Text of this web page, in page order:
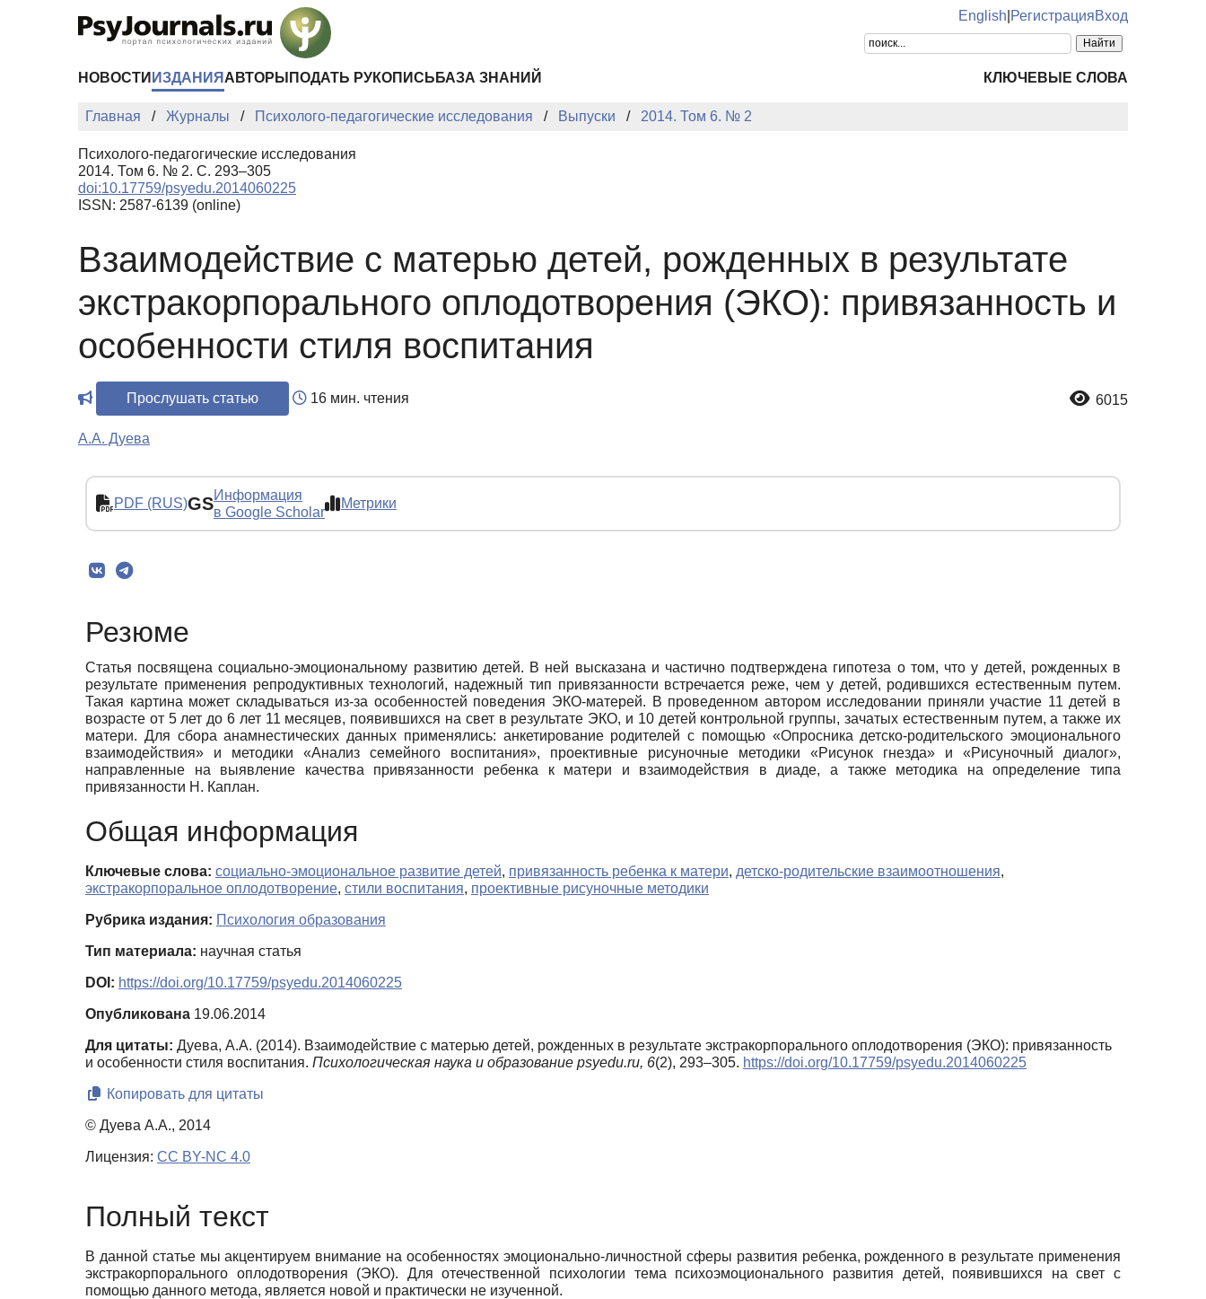
English РегистрацияВход
НОВОСТИ ИЗДАНИЯ АВТОРЫ ПОДАТЬ РУКОПИСЬ БАЗА ЗНАНИЙ КЛЮЧЕВЫЕ СЛОВА
Главная Журналы Психолого-педагогические исследования Выпуски 2014. Том 6. № 2
Психолого-педагогические исследования
2014. Том 6. № 2. С. 293–305
doi:10.17759/psyedu.2014060225
ISSN: 2587-6139 (online)
Взаимодействие с матерью детей, рожденных в результате
экстракорпорального оплодотворения (ЭКО): привязанность и
особенности стиля воспитания
Прослушать статью 16 мин. чтения 6015
А.А. Дуева
PDF (RUS)GSИнформация
в Google Scholar
Метрики
Резюме
Статья посвящена социально-эмоциональному развитию детей. В ней высказана и частично подтверждена гипотеза о том, что у детей, рожденных в
результате применения репродуктивных технологий, надежный тип привязанности встречается реже, чем у детей, родившихся естественным путем.
Такая картина может складываться из-за особенностей поведения ЭКО-матерей. В проведенном автором исследовании приняли участие 11 детей в
возрасте от 5 лет до 6 лет 11 месяцев, появившихся на свет в результате ЭКО, и 10 детей контрольной группы, зачатых естественным путем, а также их
матери. Для сбора анамнестических данных применялись: анкетирование родителей с помощью «Опросника детско-родительского эмоционального
взаимодействия» и методики «Анализ семейного воспитания», проективные рисуночные методики «Рисунок гнезда» и «Рисуночный диалог»,
направленные на выявление качества привязанности ребенка к матери и взаимодействия в диаде, а также методика на определение типа
привязанности Н. Каплан.
Общая информация
Ключевые слова: социально-эмоциональное развитие детей, привязанность ребенка к матери, детско-родительские взаимоотношения,
экстракорпоральное оплодотворение, стили воспитания, проективные рисуночные методики
Рубрика издания: Психология образования
Тип материала: научная статья
DOI: https://doi.org/10.17759/psyedu.2014060225
Опубликована 19.06.2014
Для цитаты: Дуева, А.А. (2014). Взаимодействие с матерью детей, рожденных в результате экстракорпорального оплодотворения (ЭКО): привязанность
и особенности стиля воспитания. Психологическая наука и образование psyedu.ru, 6(2), 293–305. https://doi.org/10.17759/psyedu.2014060225
Копировать для цитаты
© Дуева А.А., 2014
Лицензия: CC BY-NC 4.0
Полный текст
В данной статье мы акцентируем внимание на особенностях эмоционально-личностной сферы развития ребенка, рожденного в результате применения
экстракорпорального оплодотворения (ЭКО). Для отечественной психологии тема психоэмоционального развития детей, появившихся на свет с
помощью данного метода, является новой и практически не изученной.